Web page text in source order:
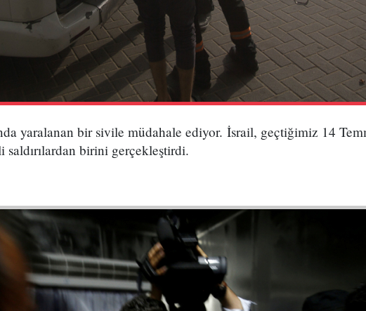
yaralanan bir sivile müdahale ediyor. İsrail, geçtiğimiz 14
birini gerçekleştirdi.